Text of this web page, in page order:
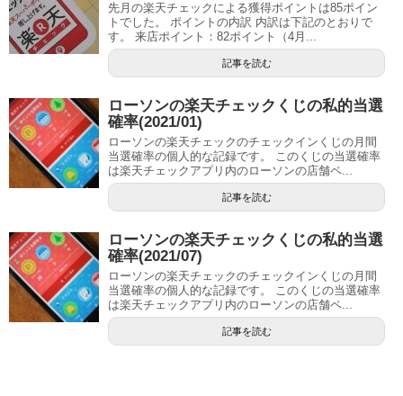
先月の楽天チェックによる獲得ポイントは85ポイン
トでした。 ポイントの内訳 内訳は下記のとおりで
す。 来店ポイント：82ポイント（4月...
記事を読む
ローソンの楽天チェックくじの私的当選
確率(2021/01)
ローソンの楽天チェックのチェックインくじの月間
当選確率の個人的な記録です。 このくじの当選確率
は楽天チェックアプリ内のローソンの店舗ペ...
記事を読む
ローソンの楽天チェックくじの私的当選
確率(2021/07)
ローソンの楽天チェックのチェックインくじの月間
当選確率の個人的な記録です。 このくじの当選確率
は楽天チェックアプリ内のローソンの店舗ペ...
記事を読む